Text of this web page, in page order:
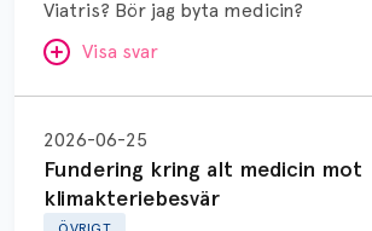
Viatris? Bör jag byta medicin?
Visa svar
SVAR:
Hej. Oavsett vilken hormonsänkande
(men även cytostatika) man får så kan
Fundering kring alt medicin mot
klimakteriebesvär
2026-06-25
kring
medicin